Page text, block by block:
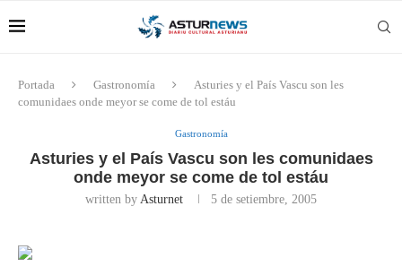
Portada Gastronomía
Asturies y el País Vascu son les
comunidaes onde meyor se come de tol estáu
Gastronomía
Asturies y el País Vascu son les comunidaes
onde meyor se come de tol estáu
written by Asturnet 5 de setiembre, 2005